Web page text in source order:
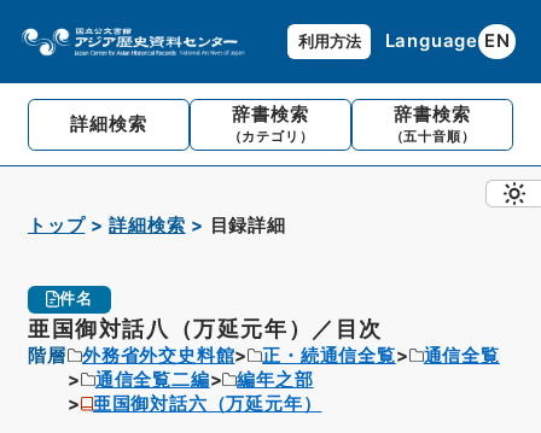
利用方法 Language EN
詳細検索 辞書検索
（カテゴリ）
辞書検索
（五十音順）
トップ 詳細検索 目録詳細
件名
亜国御対話八（万延元年）／目次
階層 外務省外交史料館 正・続通信全覧
通信全覧
通信全覧二編
編年之部
亜国御対話六（万延元年）